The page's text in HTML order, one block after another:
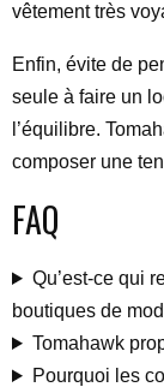
vêtement très
Enfin, évite de
seule à faire un
l’équilibre.
composer une
FAQ
Qu’est-ce qui
boutiques de
Tomahawk
Pourquoi les